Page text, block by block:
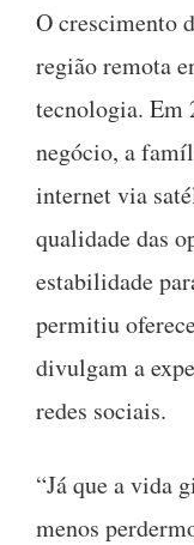
O crescimento
região remota
tecnologia. Em
negócio, a
internet via
qualidade das
estabilidade
permitiu
divulgam a
redes sociais.
“Já que a vida
menos